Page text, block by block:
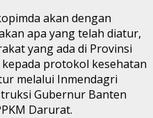
akan dengan
apa yang telah diatur,
yang ada di Provinsi
protokol kesehatan
melalui Inmendagri
Gubernur Banten
Darurat.